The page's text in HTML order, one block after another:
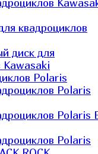
квадроциклов
диск для
Kawasaki​
Polaris
Polaris
Polaris
Polaris